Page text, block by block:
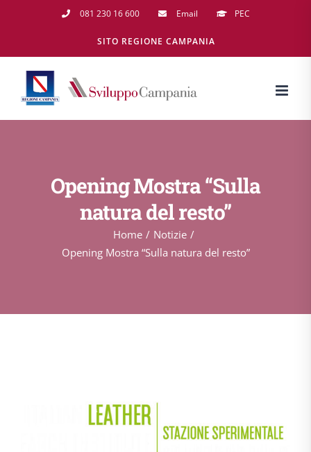
081 230 16 600 Email PEC
SITO REGIONE CAMPANIA
Opening Mostra “Sulla
natura del resto”
Home
Notizie
Opening Mostra “Sulla natura del resto”